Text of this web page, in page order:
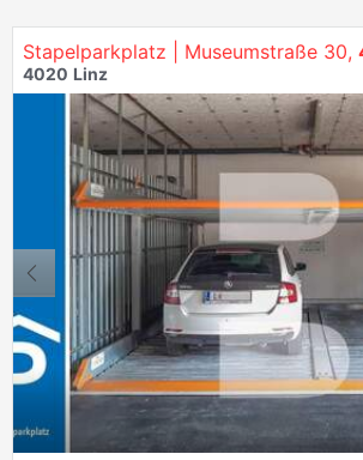
Stapelparkplatz | Museumstraße 30,
4020 Linz